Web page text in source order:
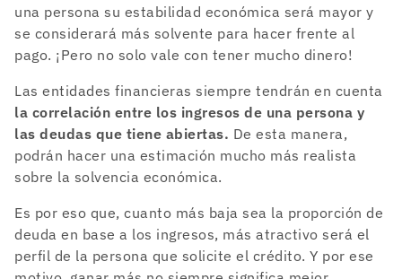
una persona su estabilidad económica será mayor y
se considerará más solvente para hacer frente al
pago. ¡Pero no solo vale con tener mucho dinero!
Las entidades financieras siempre tendrán en cuenta
la correlación entre los ingresos de una persona y
las deudas que tiene abiertas. De esta manera,
podrán hacer una estimación mucho más realista
sobre la solvencia económica.
Es por eso que, cuanto más baja sea la proporción de
deuda en base a los ingresos, más atractivo será el
perfil de la persona que solicite el crédito. Y por ese